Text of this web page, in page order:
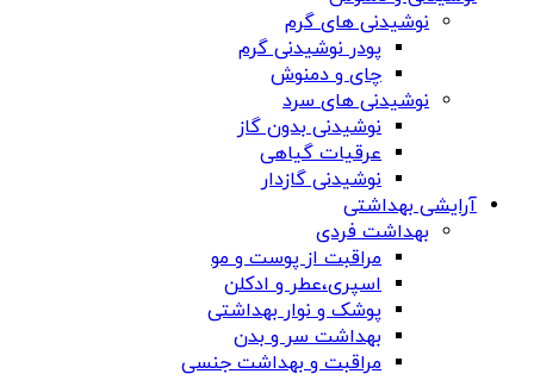
نوشیدنی های گرم
پودر نوشیدنی گرم
چای و دمنوش
نوشیدنی های سرد
نوشیدنی بدون گاز
عرقیات گیاهی
نوشیدنی گازدار
آرایشی بهداشتی
بهداشت فردی
مراقبت از پوست و مو
اسپری،عطر و ادکلن
پوشک و نوار بهداشتی
بهداشت سر و بدن
مراقبت و بهداشت جنسی